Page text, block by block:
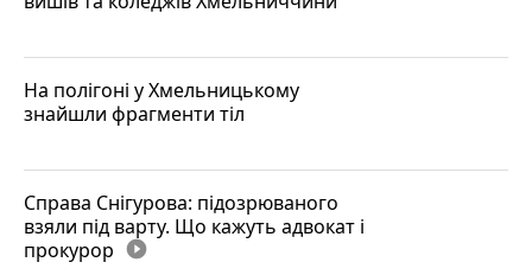
На полігоні у Хмельницькому
знайшли фрагменти тіл
Справа Снігурова: підозрюваного
взяли під варту. Що кажуть адвокат і
прокурор play_circle_filled